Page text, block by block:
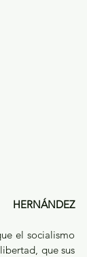
el socialismo
que sus